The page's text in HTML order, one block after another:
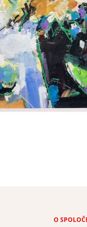
O